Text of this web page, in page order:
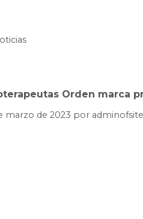
Orden marca
marzo de 2023 por adminofsite